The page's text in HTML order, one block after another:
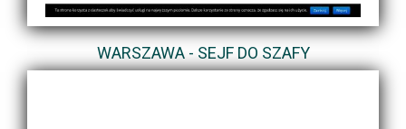
WARSZAWA - SEJF DO SZAFY